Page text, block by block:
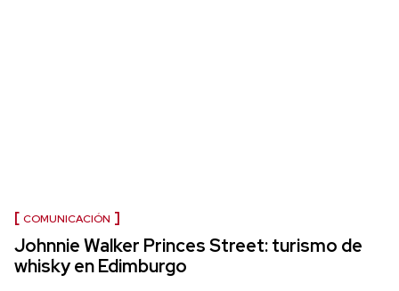
COMUNICACIÓN
Johnnie Walker Princes Street: turismo de
whisky en Edimburgo